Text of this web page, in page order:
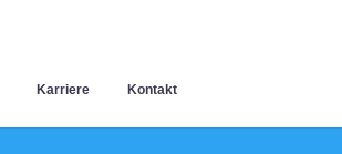
Karriere Kontakt